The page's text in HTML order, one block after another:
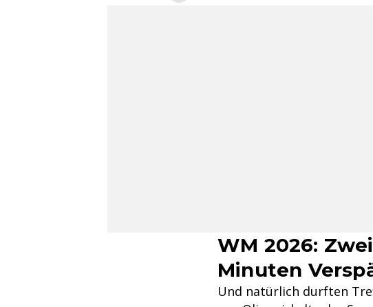
WM 2026:
Minuten
Und natürlich durften